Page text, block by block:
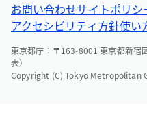
お問い合わせサイトポリシ
アクセシビリティ方針使い
東京都庁：〒163-8001 東京都新
表）
Copyright (C) Tokyo Metropolitan